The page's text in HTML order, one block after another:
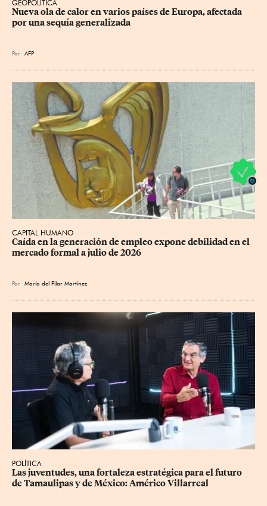
GEOPOLÍTICA
Nueva ola de calor en varios países de Europa, afectada
por una sequía generalizada
Por AFP
CAPITAL HUMANO
Caída en la generación de empleo expone debilidad en el
mercado formal a julio de 2026
Por María del Pilar Martínez
POLÍTICA
Las juventudes, una fortaleza estratégica para el futuro
de Tamaulipas y de México: Américo Villarreal